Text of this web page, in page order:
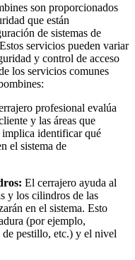
son proporcionados
que están
de sistemas de
servicios pueden variar
y control de acceso
los servicios comunes
profesional evalúa
y las áreas que
implica identificar qué
el sistema de
El cerrajero ayuda al
y los cilindros de las
en el sistema. Esto
(por ejemplo,
pestillo, etc.) y el nivel